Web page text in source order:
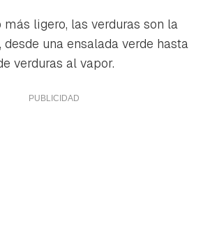
ligero, las verduras son la
una ensalada verde hasta
verduras al vapor.